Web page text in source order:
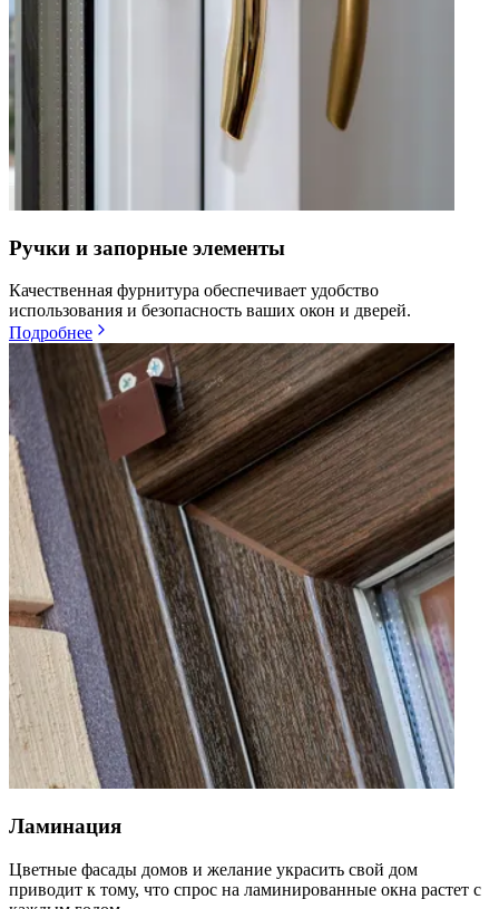
Ручки и запорные элементы
Качественная фурнитура обеспечивает удобство
использования и безопасность ваших окон и дверей.
Подробнее
Ламинация
Цветные фасады домов и желание украсить свой дом
приводит к тому, что спрос на ламинированные окна растет с